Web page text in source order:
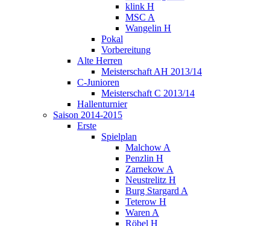
klink H
MSC A
Wangelin H
Pokal
Vorbereitung
Alte Herren
Meisterschaft AH 2013/14
C-Junioren
Meisterschaft C 2013/14
Hallenturnier
Saison 2014-2015
Erste
Spielplan
Malchow A
Penzlin H
Zarnekow A
Neustrelitz H
Burg Stargard A
Teterow H
Waren A
Röbel H